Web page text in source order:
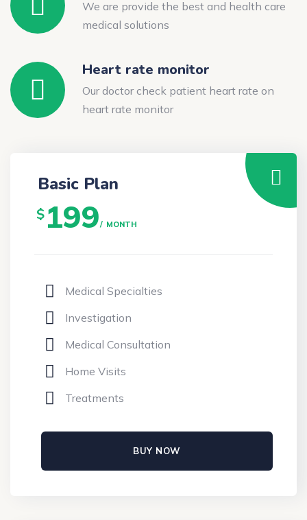
We are provide the best and health care
medical solutions
Heart rate monitor
Our doctor check patient heart rate on
heart rate monitor
Basic Plan
199
$
MONTH
Medical Specialties
Investigation
Medical Consultation
Home Visits
Treatments
BUY NOW